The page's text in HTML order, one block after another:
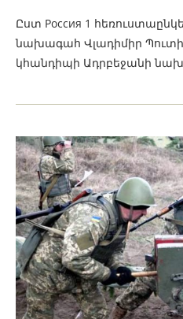
Ըստ Россия 1
նախագահ Վլադիմիր
կհանդիպի Ադրբեջանի